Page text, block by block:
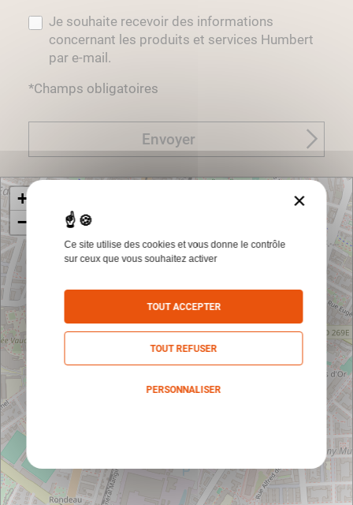
Je souhaite recevoir des informations
concernant les produits et services Humbert
par e-mail.
*Champs obligatoires
Envoyer
+
−
×
Ce site utilise des cookies et vous donne le contrôle
sur ceux que vous souhaitez activer
TOUT ACCEPTER
TOUT REFUSER
PERSONNALISER